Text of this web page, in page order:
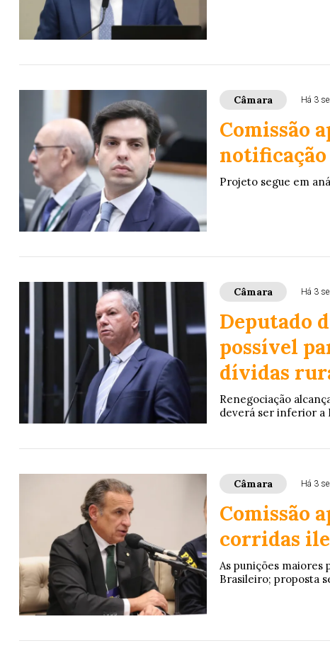
Câmara Há 3
Comissão
Projeto segue em
Câmara Há 3
Deputado
possível
dívidas
Renegociação
deverá ser inferior a
Câmara Há 3
Comissão
corridas
As punições maiores
Brasileiro; proposta